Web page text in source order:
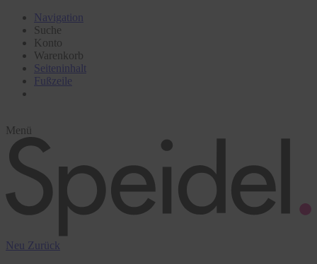
Navigation
Suche
Konto
Warenkorb
Seiteninhalt
Fußzeile
Menü
Neu Zurück